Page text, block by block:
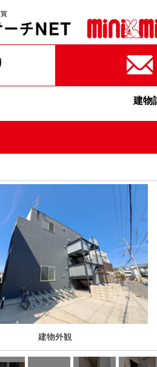
建物
建物外観